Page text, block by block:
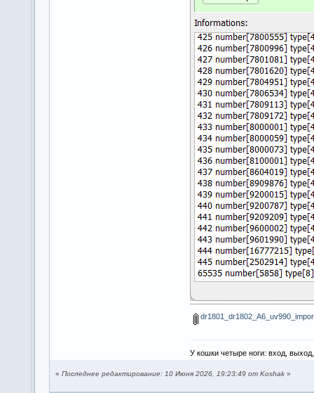
У кошки четыре ноги: вход,
« Последнее редактирование: 10 Июня 2026, 19:23:49 от Koshak »